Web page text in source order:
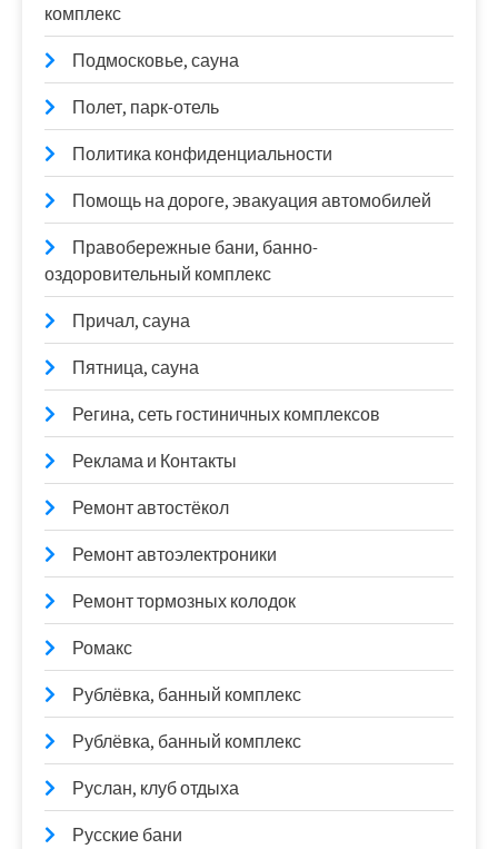
комплекс
Подмосковье, сауна
Полет, парк-отель
Политика конфиденциальности
Помощь на дороге, эвакуация автомобилей
Правобережные бани, банно-
оздоровительный комплекс
Причал, сауна
Пятница, сауна
Регина, сеть гостиничных комплексов
Реклама и Контакты
Ремонт автостёкол
Ремонт автоэлектроники
Ремонт тормозных колодок
Ромакс
Рублёвка, банный комплекс
Рублёвка, банный комплекс
Руслан, клуб отдыха
Русские бани